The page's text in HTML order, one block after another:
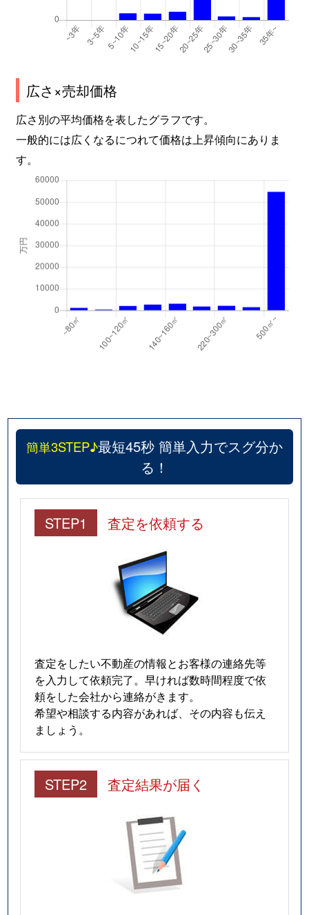
広さ×売却価格
広さ別の平均価格を表したグラフです。
一般的には広くなるにつれて価格は上昇傾向にありま
す。
簡単3STEP♪最短45秒 簡単入力でスグ分か
る！
STEP1 査定を依頼する
査定をしたい不動産の情報とお客様の連絡先等
を入力して依頼完了。早ければ数時間程度で依
頼をした会社から連絡がきます。
希望や相談する内容があれば、その内容も伝え
ましょう。
STEP2 査定結果が届く